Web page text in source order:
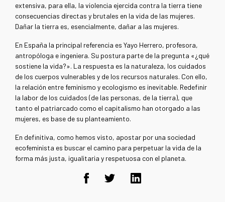
extensiva, para ella, la violencia ejercida contra la tierra tiene
consecuencias directas y brutales en la vida de las mujeres.
Dañar la tierra es, esencialmente, dañar a las mujeres.
En España la principal referencia es Yayo Herrero, profesora,
antropóloga e ingeniera. Su postura parte de la pregunta «¿qué
sostiene la vida?». La respuesta es la naturaleza, los cuidados
de los cuerpos vulnerables y de los recursos naturales. Con ello,
la relación entre feminismo y ecologismo es inevitable. Redefinir
la labor de los cuidados (de las personas, de la tierra), que
tanto el patriarcado como el capitalismo han otorgado a las
mujeres, es base de su planteamiento.
En definitiva, como hemos visto, apostar por una sociedad
ecofeminista es buscar el camino para perpetuar la vida de la
forma más justa, igualitaria y respetuosa con el planeta.